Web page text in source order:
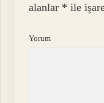
alanlar * ile
Yorum